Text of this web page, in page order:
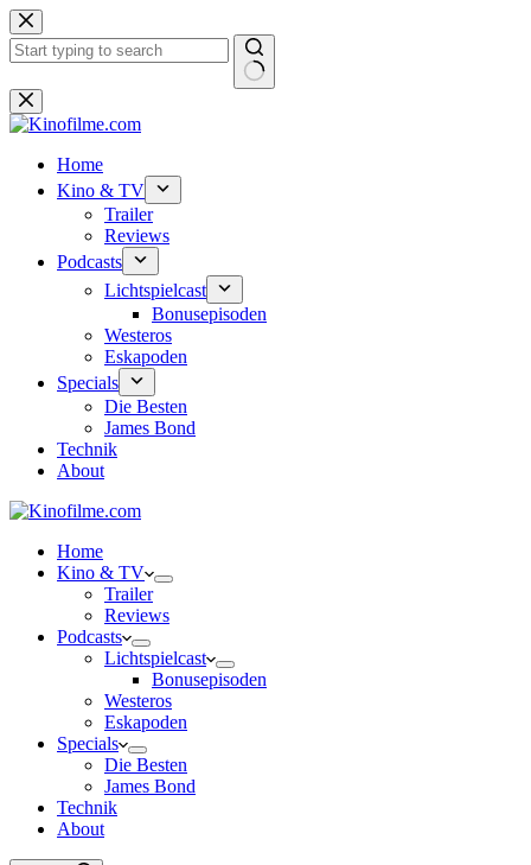
Zum
Inhalt
springen
Keine
Ergebnisse
Home
Kino & TV
Trailer
Reviews
Podcasts
Lichtspielcast
Bonusepisoden
Westeros
Eskapoden
Specials
Die Besten
James Bond
Technik
About
Home
Kino & TV
Trailer
Reviews
Podcasts
Lichtspielcast
Bonusepisoden
Westeros
Eskapoden
Specials
Die Besten
James Bond
Technik
About